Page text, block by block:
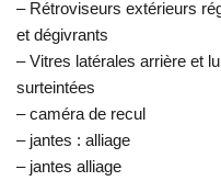
– Rétroviseurs extérieurs
et dégivrants
– Vitres latérales arrière et
surteintées
– caméra de recul
– jantes : alliage
– jantes alliage